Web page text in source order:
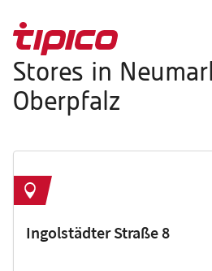
Stores in
Oberpfalz
Ingolstädter Straße 8